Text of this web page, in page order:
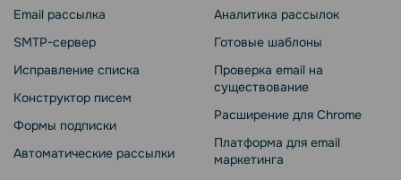
Email рассылка
SMTP-сервер
Исправление списка
Конструктор писем
Формы подписки
Автоматические рассылки
Аналитика рассылок
Готовые шаблоны
Проверка email на
существование
Расширение для Chrome
Платформа для email
маркетинга